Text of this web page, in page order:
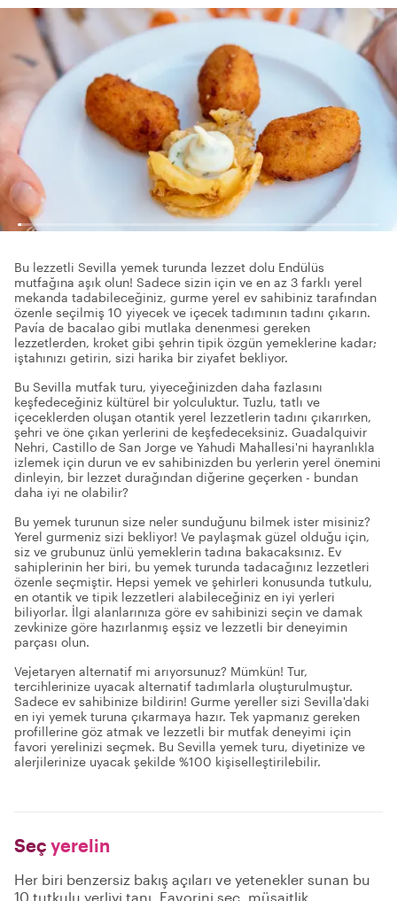
Bu lezzetli Sevilla yemek turunda lezzet dolu Endülüs
mutfağına aşık olun! Sadece sizin için ve en az 3 farklı yerel
mekanda tadabileceğiniz, gurme yerel ev sahibiniz tarafından
özenle seçilmiş 10 yiyecek ve içecek tadımının tadını çıkarın.
Pavía de bacalao gibi mutlaka denenmesi gereken
lezzetlerden, kroket gibi şehrin tipik özgün yemeklerine kadar;
iştahınızı getirin, sizi harika bir ziyafet bekliyor.
Bu Sevilla mutfak turu, yiyeceğinizden daha fazlasını
keşfedeceğiniz kültürel bir yolculuktur. Tuzlu, tatlı ve
içeceklerden oluşan otantik yerel lezzetlerin tadını çıkarırken,
şehri ve öne çıkan yerlerini de keşfedeceksiniz. Guadalquivir
Nehri, Castillo de San Jorge ve Yahudi Mahallesi'ni hayranlıkla
izlemek için durun ve ev sahibinizden bu yerlerin yerel önemini
dinleyin, bir lezzet durağından diğerine geçerken - bundan
daha iyi ne olabilir?
Bu yemek turunun size neler sunduğunu bilmek ister misiniz?
Yerel gurmeniz sizi bekliyor! Ve paylaşmak güzel olduğu için,
siz ve grubunuz ünlü yemeklerin tadına bakacaksınız. Ev
sahiplerinin her biri, bu yemek turunda tadacağınız lezzetleri
özenle seçmiştir. Hepsi yemek ve şehirleri konusunda tutkulu,
en otantik ve tipik lezzetleri alabileceğiniz en iyi yerleri
biliyorlar. İlgi alanlarınıza göre ev sahibinizi seçin ve damak
zevkinize göre hazırlanmış eşsiz ve lezzetli bir deneyimin
parçası olun.
Vejetaryen alternatif mi arıyorsunuz? Mümkün! Tur,
tercihlerinize uyacak alternatif tadımlarla oluşturulmuştur.
Sadece ev sahibinize bildirin! Gurme yereller sizi Sevilla'daki
en iyi yemek turuna çıkarmaya hazır. Tek yapmanız gereken
profillerine göz atmak ve lezzetli bir mutfak deneyimi için
favori yerelinizi seçmek. Bu Sevilla yemek turu, diyetinize ve
alerjilerinize uyacak şekilde %100 kişiselleştirilebilir.
Seç yerelin
Her biri benzersiz bakış açıları ve yetenekler sunan bu
10 tutkulu yerliyi tanı. Favorini seç, müsaitlik